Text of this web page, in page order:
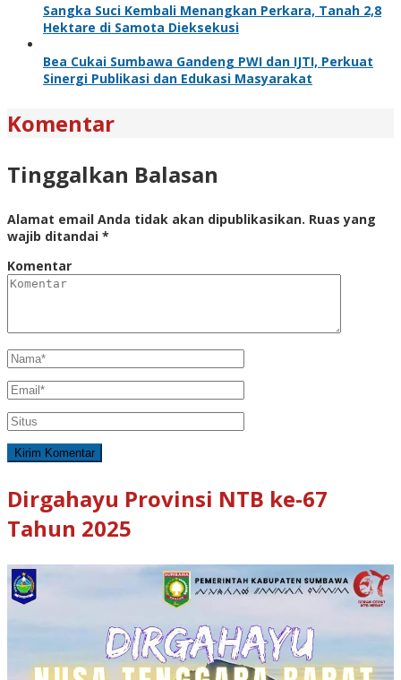
Sangka Suci Kembali Menangkan Perkara, Tanah 2,8
Hektare di Samota Dieksekusi
Bea Cukai Sumbawa Gandeng PWI dan IJTI, Perkuat
Sinergi Publikasi dan Edukasi Masyarakat
Komentar
Tinggalkan Balasan
Alamat email Anda tidak akan dipublikasikan. Ruas yang
wajib ditandai *
Komentar
Dirgahayu Provinsi NTB ke-67
Tahun 2025